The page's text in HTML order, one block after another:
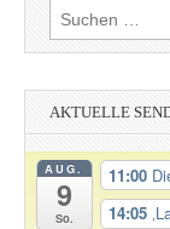
Suchen
nach:
AKTUELLE
AUG.
9
So.
11:00
14:05